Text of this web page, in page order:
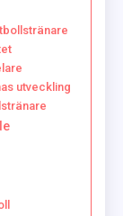
utveckling